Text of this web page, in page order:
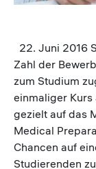
22. Juni 2016
Zahl der
zum Studium
einmaliger
gezielt auf das
Medical
Chancen auf
Studierenden